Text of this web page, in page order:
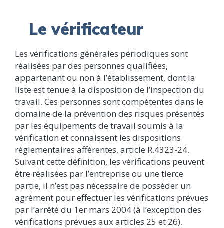
Le vérificateur
Les vérifications générales périodiques sont
réalisées par des personnes qualifiées,
appartenant ou non à l’établissement, dont la
liste est tenue à la disposition de l’inspection du
travail. Ces personnes sont compétentes dans le
domaine de la prévention des risques présentés
par les équipements de travail soumis à la
vérification et connaissent les dispositions
réglementaires afférentes, article R.4323-24.
Suivant cette définition, les vérifications peuvent
être réalisées par l’entreprise ou une tierce
partie, il n’est pas nécessaire de posséder un
agrément pour effectuer les vérifications prévues
par l’arrêté du 1er mars 2004 (à l’exception des
vérifications prévues aux articles 25 et 26).